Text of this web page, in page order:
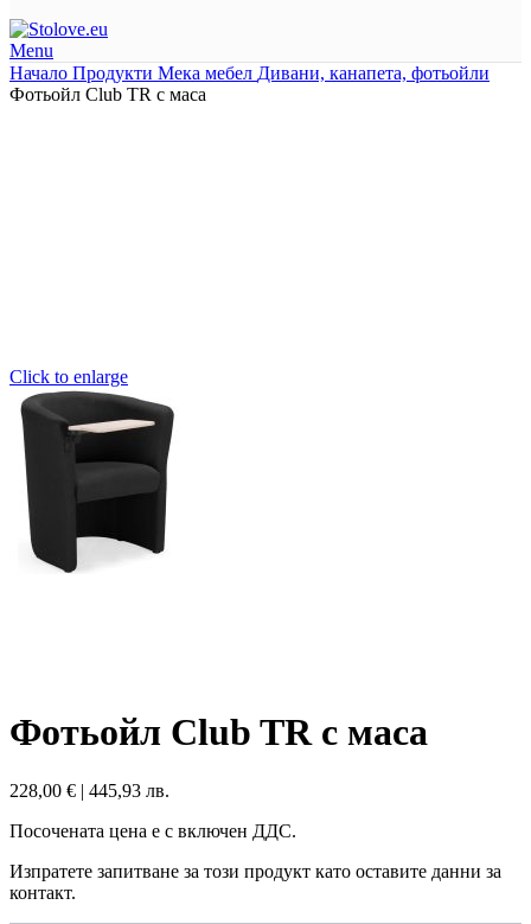
Menu
Начало Продукти Мека мебел Дивани, канапета, фотьойли
Фотьойл Club TR с маса
Click to enlarge
Фотьойл Club TR с маса
228,00 € | 445,93 лв.
Посочената цена е с включен ДДС.
Изпратете запитване за този продукт като оставите данни за
контакт.